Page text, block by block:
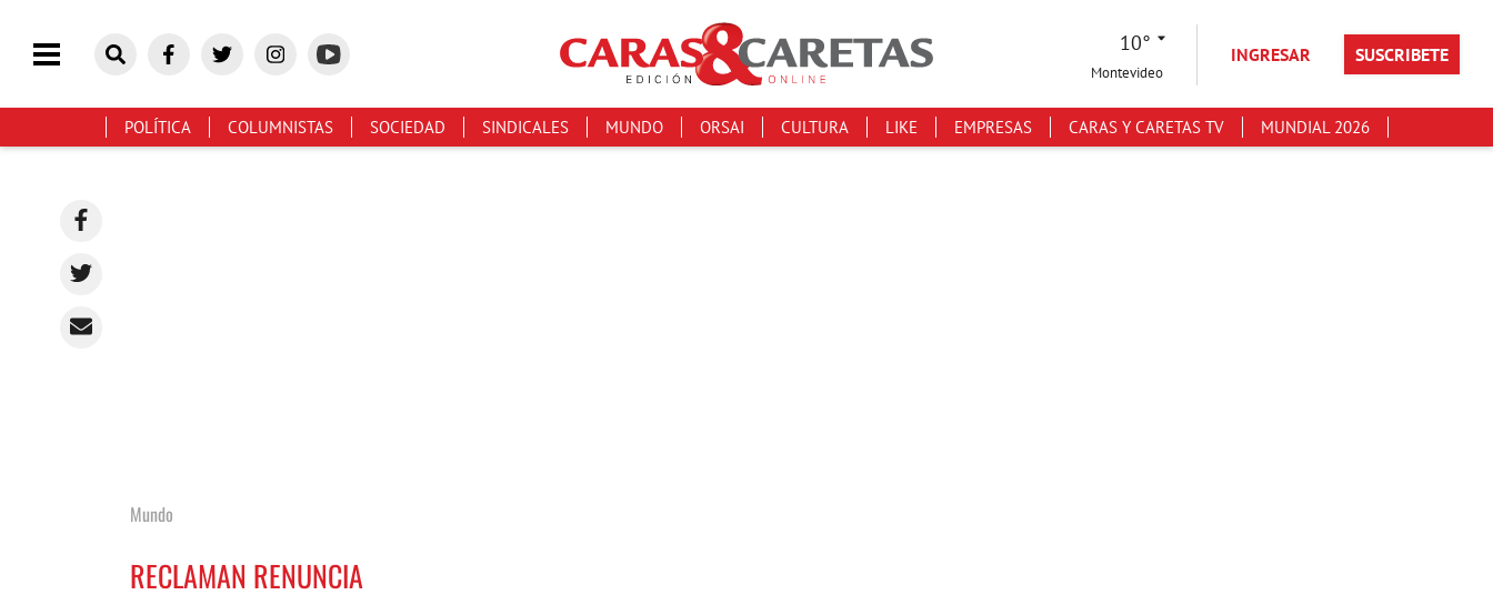
10°
Montevideo
INGRESAR SUSCRIBETE
POLÍTICA COLUMNISTAS SOCIEDAD SINDICALES MUNDO ORSAI CULTURA LIKE EMPRESAS CARAS Y CARETAS TV MUNDIAL 2026
Mundo
RECLAMAN RENUNCIA